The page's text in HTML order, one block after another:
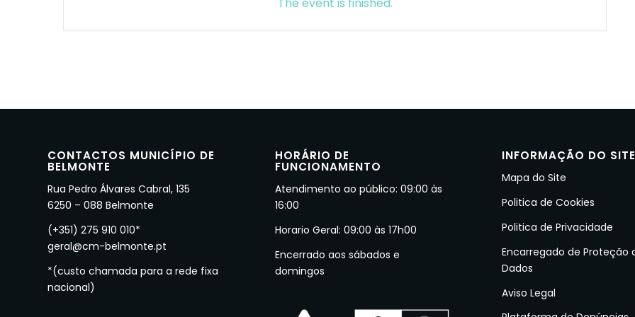
CONTACTOS MUNICÍPIO DE
BELMONTE
Rua Pedro Álvares Cabral, 135
6250 – 088 Belmonte
(+351) 275 910 010*
geral@cm-belmonte.pt
*(custo chamada para a rede fixa
nacional)
HORÁRIO DE
FUNCIONAMENTO
Atendimento ao público: 09:00 às
16:00
Horario Geral: 09:00 às 17h00
Encerrado aos sábados e
domingos
INFORMAÇÃO DO
Mapa do Site
Politica de Cookies
Politica de Privacidade
Encarregado de Proteção
Dados
Aviso Legal